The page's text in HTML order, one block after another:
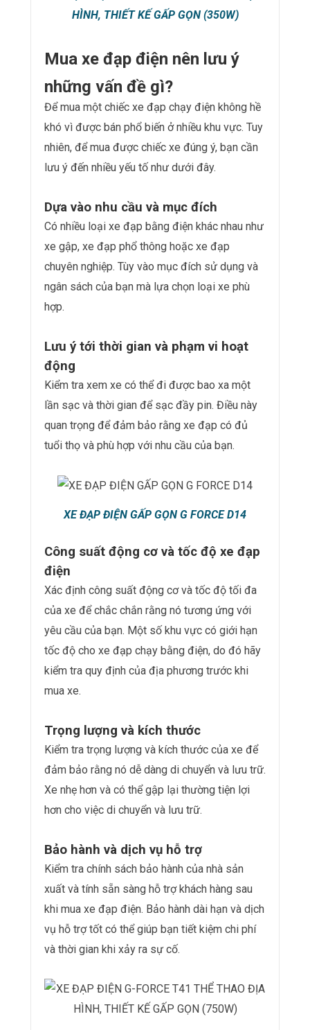
HÌNH, THIẾT KẾ GẤP GỌN (350W)
Mua xe đạp điện nên lưu ý
những vấn đề gì?
Để mua một chiếc xe đạp chạy điện không hề
khó vì được bán phổ biến ở nhiều khu vực. Tuy
nhiên, để mua được chiếc xe đúng ý, bạn cần
lưu ý đến nhiều yếu tố như dưới đây.
Dựa vào nhu cầu và mục đích
Có nhiều loại xe đạp bằng điện khác nhau như
xe gập, xe đạp phổ thông hoặc xe đạp
chuyên nghiệp. Tùy vào mục đích sử dụng và
ngân sách của bạn mà lựa chọn loại xe phù
hợp.
Lưu ý tới thời gian và phạm vi hoạt
động
Kiểm tra xem xe có thể đi được bao xa một
lần sạc và thời gian để sạc đầy pin. Điều này
quan trọng để đảm bảo rằng xe đạp có đủ
tuổi thọ và phù hợp với nhu cầu của bạn.
XE ĐẠP ĐIỆN GẤP GỌN G FORCE D14
Công suất động cơ và tốc độ xe đạp
điện
Xác định công suất động cơ và tốc độ tối đa
của xe để chắc chắn rằng nó tương ứng với
yêu cầu của bạn. Một số khu vực có giới hạn
tốc độ cho xe đạp chạy bằng điện, do đó hãy
kiểm tra quy định của địa phương trước khi
mua xe.
Trọng lượng và kích thước
Kiểm tra trọng lượng và kích thước của xe để
đảm bảo rằng nó dễ dàng di chuyển và lưu trữ.
Xe nhẹ hơn và có thể gập lại thường tiện lợi
hơn cho việc di chuyển và lưu trữ.
Bảo hành và dịch vụ hỗ trợ
Kiểm tra chính sách bảo hành của nhà sản
xuất và tính sẵn sàng hỗ trợ khách hàng sau
khi mua xe đạp điện. Bảo hành dài hạn và dịch
vụ hỗ trợ tốt có thể giúp bạn tiết kiệm chi phí
và thời gian khi xảy ra sự cố.